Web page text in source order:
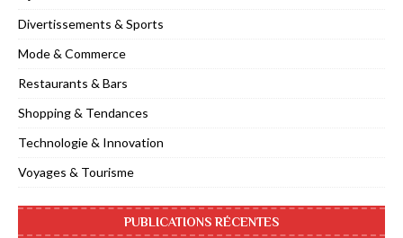
Divertissements & Sports
Mode & Commerce
Restaurants & Bars
Shopping & Tendances
Technologie & Innovation
Voyages & Tourisme
PUBLICATIONS RÉCENTES